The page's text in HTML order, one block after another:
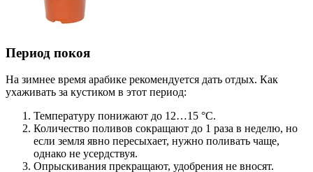
Период покоя
На зимнее время арабике рекомендуется дать отдых. Как
ухаживать за кустиком в этот период:
Температуру понижают до 12…15 °С.
Количество поливов сокращают до 1 раза в неделю, но
если земля явно пересыхает, нужно поливать чаще,
однако не усердствуя.
Опрыскивания прекращают, удобрения не вносят.